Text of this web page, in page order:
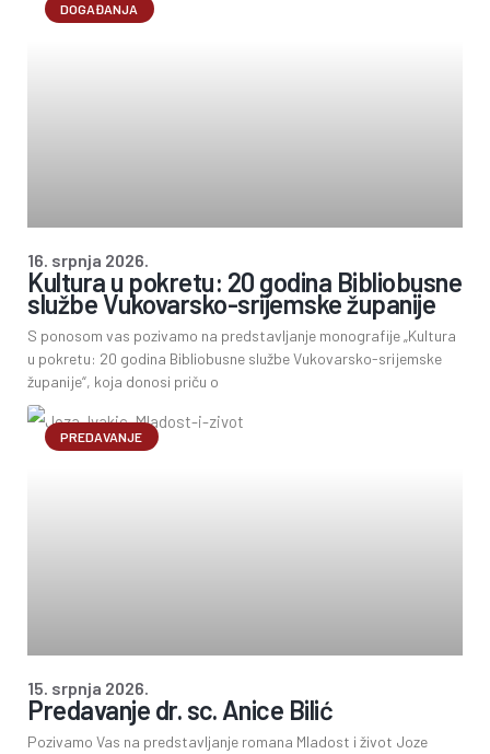
DOGAĐANJA
Kultura u pokretu: 20 godina Bibliobusne
službe Vukovarsko-srijemske županije
S ponosom vas pozivamo na predstavljanje monografije „Kultura
u pokretu: 20 godina Bibliobusne službe Vukovarsko-srijemske
županije“, koja donosi priču o
16. srpnja 2026.
PREDAVANJE
Predavanje dr. sc. Anice Bilić
Pozivamo Vas na predstavljanje romana Mladost i život Joze
15. srpnja 2026.